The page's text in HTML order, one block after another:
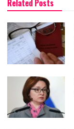
Related Posts